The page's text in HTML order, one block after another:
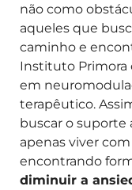
não como
aqueles que
caminho e
Instituto Primora
em
terapêutico.
buscar o suporte
apenas viver
encontrando
diminuir a